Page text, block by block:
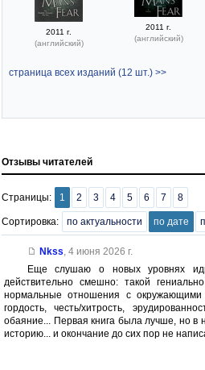
2011 г.
(английский)
2011 г.
(английский)
страница всех изданий (12 шт.) >>
Отзывы читателей
Страницы: 1 2 3 4 5 6 7 8
Сортировка: по актуальности по дате
Nkss, 4 июня 2026 г.
Еще слушаю о новых уровнях
действительно смешно: такой
нормальные отношения с
гордость, честь/хитрость,
обаяние... Первая книга была лучше, но в
историю... и окончание до сих пор не